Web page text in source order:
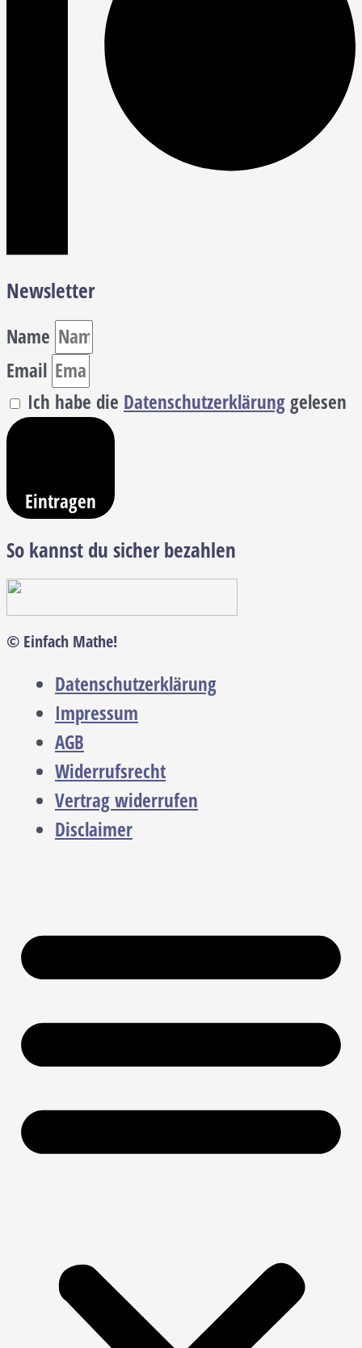
Newsletter
Name
Email
Ich habe die Datenschutzerklärunggelesen
Eintragen
So kannst du sicher bezahlen
© Einfach Mathe!
Datenschutzerklärung
Impressum
AGB
Widerrufsrecht
Vertrag widerrufen
Disclaimer